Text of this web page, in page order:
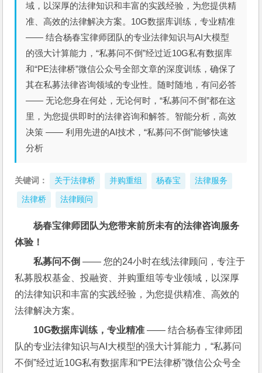
域，以深厚的法律知识和丰富的实践经验，为您提供精
准、高效的法律解决方案。10G数据库训练，专业精准
—— 结合杨春宝律师团队的专业法律知识与AI大模型
的强大计算能力，“私募问不倒”经过近10G私有数据库
和“PE法律桥”微信公众号全部文章的深度训练，确保了
其在私募法律咨询领域的专业性。随时随地，有问必答
—— 无论您身在何处，无论何时，“私募问不倒”都在这
里，为您提供即时的法律咨询和解答。智能分析，高效
决策 —— 利用先进的AI技术，“私募问不倒”能够快速
分析
关键词： 关于法律桥 并购重组 杨春宝 法律服务
法律桥 法律顾问
杨春宝律师团队为您带来前所未有的法律咨询服务
体验！
私募问不倒 —— 您的24小时在线法律顾问，专注于
私募股权基金、投融资、并购重组等专业领域，以深厚
的法律知识和丰富的实践经验，为您提供精准、高效的
法律解决方案。
10G数据库训练，专业精准 —— 结合杨春宝律师团
队的专业法律知识与AI大模型的强大计算能力，“私募问
不倒”经过近10G私有数据库和“PE法律桥”微信公众号全